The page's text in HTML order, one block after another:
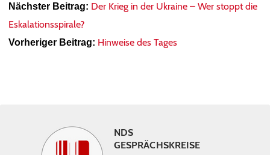
Nächster Beitrag: Der Krieg in der Ukraine – Wer stoppt die
Eskalationsspirale?
Vorheriger Beitrag: Hinweise des Tages
NDS
GESPRÄCHSKREISE